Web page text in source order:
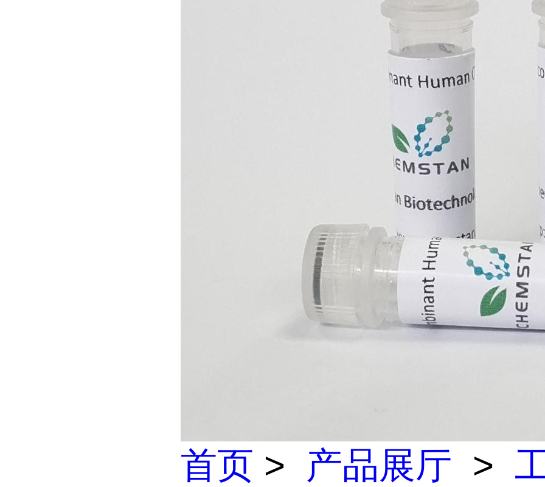
首页 > 产品展厅 >